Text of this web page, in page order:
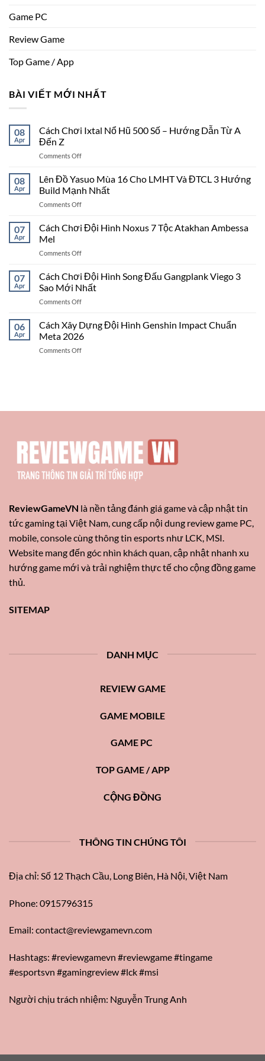
Game PC
Review Game
Top Game / App
BÀI VIẾT MỚI NHẤT
08
Apr
Cách Chơi Ixtal Nổ Hũ 500 Số – Hướng Dẫn Từ A
Đến Z
Comments Offon
Nổ
Hũ
Số
A
Đến
08
Apr
Lên Đồ Yasuo Mùa 16 Cho LMHT Và ĐTCL 3 Hướng
Build Mạnh Nhất
Comments Offon
Đồ
Yasuo
16
LMHT
Và
Build
Mạnh
07
Apr
Cách Chơi Đội Hình Noxus 7 Tộc Atakhan Ambessa
Mel
Comments Offon
Chơi
Đội
Hình
Noxus
Tộc
Atakhan
07
Apr
Cách Chơi Đội Hình Song Đấu Gangplank Viego 3
Sao Mới Nhất
Comments Offon
Chơi
Đội
Hình
Song
Mới
06
Apr
Cách Xây Dựng Đội Hình Genshin Impact Chuẩn
Meta 2026
Comments Offon
Genshin
Meta
2026
ReviewGameVN là nền tảng đánh giá game và cập nhật tin
tức gaming tại Việt Nam, cung cấp nội dung review game PC,
mobile, console cùng thông tin esports như LCK, MSI.
Website mang đến góc nhìn khách quan, cập nhật nhanh xu
hướng game mới và trải nghiệm thực tế cho cộng đồng game
thủ.
SITEMAP
DANH MỤC
REVIEW GAME
GAME MOBILE
GAME PC
TOP GAME / APP
CỘNG ĐỒNG
THÔNG TIN CHÚNG TÔI
Địa chỉ: Số 12 Thạch Cầu, Long Biên, Hà Nội, Việt Nam
Phone: 0915796315
Email: contact@reviewgamevn.com
Hashtags: #reviewgamevn #reviewgame #tingame
#esportsvn #gamingreview #lck #msi
Người chịu trách nhiệm: Nguyễn Trung Anh